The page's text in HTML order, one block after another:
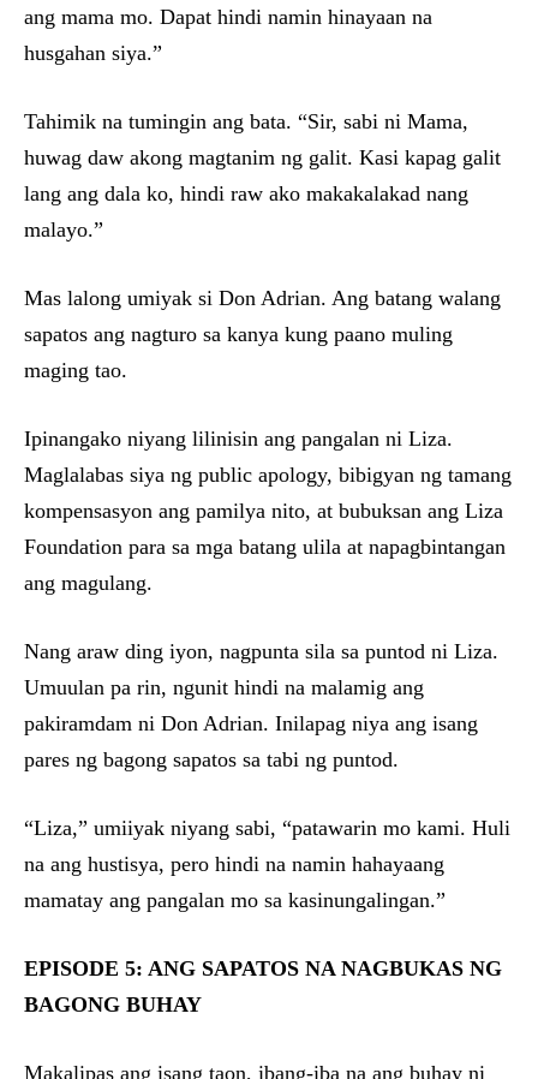
ang mama mo. Dapat hindi namin hinayaan na
husgahan siya.”
Tahimik na tumingin ang bata. “Sir, sabi ni Mama,
huwag daw akong magtanim ng galit. Kasi kapag galit
lang ang dala ko, hindi raw ako makakalakad nang
malayo.”
Mas lalong umiyak si Don Adrian. Ang batang walang
sapatos ang nagturo sa kanya kung paano muling
maging tao.
Ipinangako niyang lilinisin ang pangalan ni Liza.
Maglalabas siya ng public apology, bibigyan ng tamang
kompensasyon ang pamilya nito, at bubuksan ang Liza
Foundation para sa mga batang ulila at napagbintangan
ang magulang.
Nang araw ding iyon, nagpunta sila sa puntod ni Liza.
Umuulan pa rin, ngunit hindi na malamig ang
pakiramdam ni Don Adrian. Inilapag niya ang isang
pares ng bagong sapatos sa tabi ng puntod.
“Liza,” umiiyak niyang sabi, “patawarin mo kami. Huli
na ang hustisya, pero hindi na namin hahayaang
mamatay ang pangalan mo sa kasinungalingan.”
EPISODE 5: ANG SAPATOS NA NAGBUKAS NG
BAGONG BUHAY
Makalipas ang isang taon, ibang-iba na ang buhay ni